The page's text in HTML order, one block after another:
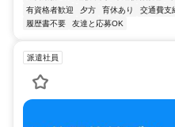
有資格者歓迎
夕方 育休あり 交通費支
履歴書不要
友達と応募OK
派遣社員